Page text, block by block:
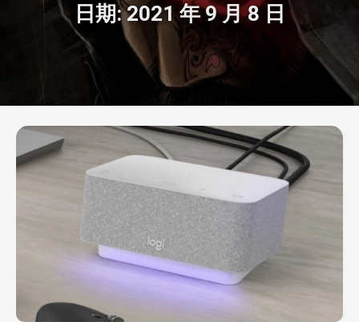
日期:2021 年 9 月 8 日